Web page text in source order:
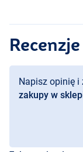
Recenzje
Napisz opinię i
zakupy w